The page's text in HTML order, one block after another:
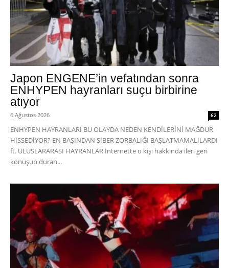
Japon ENGENE’in vefatından sonra
ENHYPEN hayranları suçu birbirine
atıyor
6 Ağustos 2026 62
ENHYPEN HAYRANLARI BU OLAYDA NEDEN KENDİLERİNİ MAĞDUR
HİSSEDİYOR? EN BAŞINDAN SİBER ZORBALIĞI BAŞLATMAMALILARDI
ft. ULUSLARARASI HAYRANLAR İnternette o kişi hakkında ileri geri
konuşup duran...